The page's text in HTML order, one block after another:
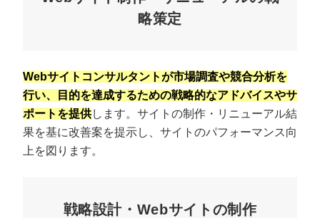
略策定
Webサイトコンサルタントが市場調査や競合分析を
行い、目的を達成するための戦略的なアドバイスやサ
ポートを提供します。サイトの制作・リニューアル結
果を基に改善案を提示し、サイトのパフォーマンス向
上を図ります。
戦略設計・Webサイトの制作